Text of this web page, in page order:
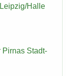
Halle
Pirnas Stadt­